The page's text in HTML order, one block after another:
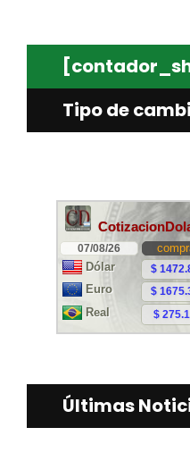
Tipo de
Últimas